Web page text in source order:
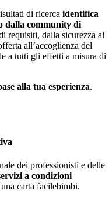
di ricerca identifica
dalla community di
requisiti, dalla sicurezza al
all’accoglienza del
a tutti gli effetti a misura di
alla tua esperienza.
dei professionisti e delle
a condizioni
carta facilebimbi.